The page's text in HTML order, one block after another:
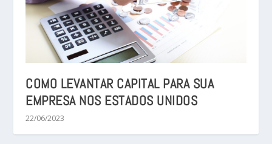
COMO LEVANTAR CAPITAL PARA SUA
EMPRESA NOS ESTADOS UNIDOS
22/06/2023